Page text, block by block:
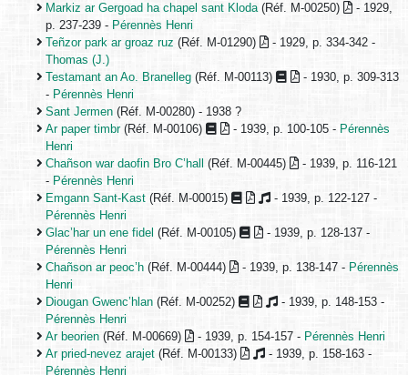
Markiz ar Gergoad ha chapel sant Kloda(Réf. M-00250)
- 1929,
p. 237-239 - Pérennès Henri
Teñzor park ar groaz ruz (Réf. M-01290)
- 1929, p. 334-342 -
Thomas (J.)
Testamant an Ao. Branelleg (Réf. M-00113)
- 1930, p. 309-313
- Pérennès Henri
Sant Jermen (Réf. M-00280) - 1938 ?
Ar paper timbr(Réf. M-00106) - 1939, p. 100-105 - Pérennès
Henri
Chañson war daofin Bro C’hall (Réf. M-00445)
- 1939, p. 116-121
- Pérennès Henri
Emgann Sant-Kast (Réf. M-00015)
- 1939, p. 122-127 -
Pérennès Henri
Glac’har un ene fidel (Réf. M-00105)
- 1939, p. 128-137 -
Pérennès Henri
Chañson ar peoc’h (Réf. M-00444) - 1939, p. 138-147 - Pérennès
Henri
Diougan Gwenc’hlan (Réf. M-00252)
- 1939, p. 148-153 -
Pérennès Henri
Ar beorien (Réf. M-00669) - 1939, p. 154-157 - Pérennès Henri
Ar pried-nevez arajet (Réf. M-00133)
- 1939, p. 158-163 -
Pérennès Henri